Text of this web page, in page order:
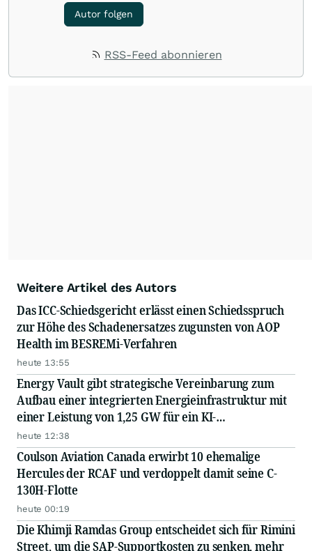
Autor folgen
RSS-Feed abonnieren
Weitere Artikel des Autors
Das ICC-Schiedsgericht erlässt einen Schiedsspruch
zur Höhe des Schadenersatzes zugunsten von AOP
Health im BESREMi-Verfahren
heute 13:55
Energy Vault gibt strategische Vereinbarung zum
Aufbau einer integrierten Energieinfrastruktur mit
einer Leistung von 1,25 GW für ein KI-
Rechenzentrum eines Hyperscalers bekannt – in
Zusammenarbeit mit einem führenden EPC...
heute 12:38
Coulson Aviation Canada erwirbt 10 ehemalige
Hercules der RCAF und verdoppelt damit seine C-
130H-Flotte
heute 00:19
Die Khimji Ramdas Group entscheidet sich für Rimini
Street, um die SAP-Supportkosten zu senken, mehr